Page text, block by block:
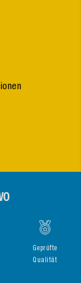
Geprüfte
Qualität